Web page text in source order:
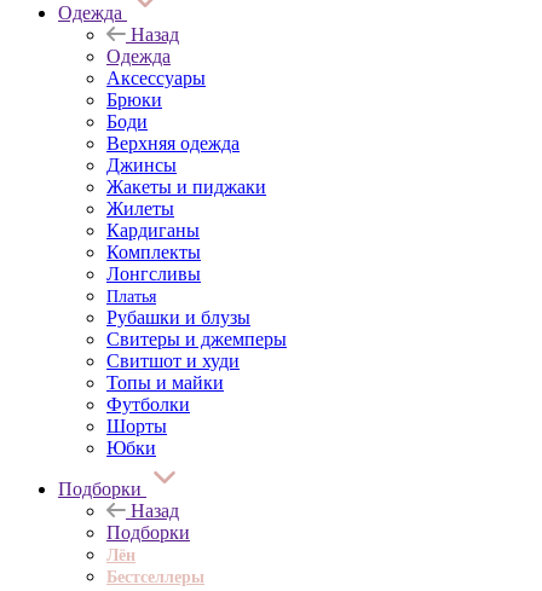
Одежда
Назад
Одежда
Аксессуары
Брюки
Боди
Верхняя одежда
Джинсы
Жакеты и пиджаки
Жилеты
Кардиганы
Комплекты
Лонгсливы
Платья
Рубашки и блузы
Свитеры и джемперы
Свитшот и худи
Топы и майки
Футболки
Шорты
Юбки
Подборки
Назад
Подборки
Лён
Бестселлеры